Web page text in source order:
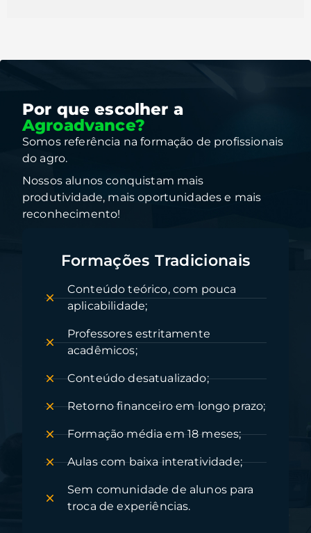
Por que escolher a
Agroadvance?
Somos referência na formação de profissionais
do agro.
Nossos alunos conquistam mais
produtividade, mais oportunidades e mais
reconhecimento!
Aulas ao vivo – práticas e aplicáveis;
Professores atuantes nos maiores
grupos agrícolas e universidades
do Brasil;
Conteúdo atualizado;
Alto retorno financeiro já na
professores;